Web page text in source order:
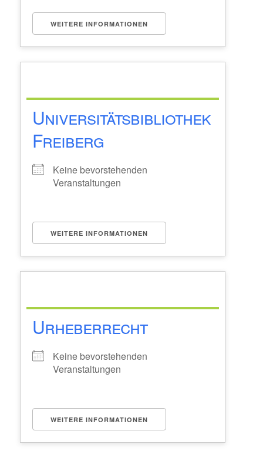
WEITERE INFORMATIONEN
Universitätsbibliothek
Freiberg
Keine bevorstehenden
Veranstaltungen
WEITERE INFORMATIONEN
Urheberrecht
Keine bevorstehenden
Veranstaltungen
WEITERE INFORMATIONEN